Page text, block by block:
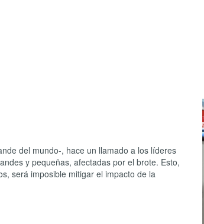
del mundo-, hace un llamado a los líderes
y pequeñas, afectadas por el brote. Esto,
será imposible mitigar el impacto de la